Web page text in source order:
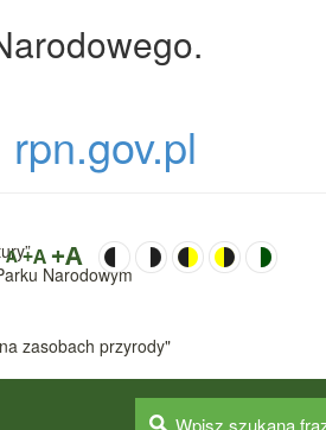
rpn.gov.pl
Narodowym
zasobach przyrody"
A +A +A